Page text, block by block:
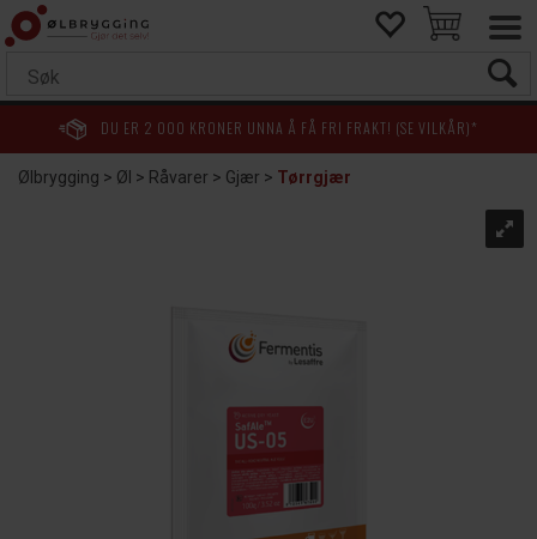
DU ER 2 000 KRONER UNNA Å FÅ FRI FRAKT! (SE VILKÅR)*
Ølbrygging>Øl >Råvarer>Gjær>Tørrgjær